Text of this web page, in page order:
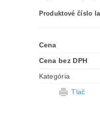
Produktové číslo
Cena
Cena bez DPH
Kategória
Tlač